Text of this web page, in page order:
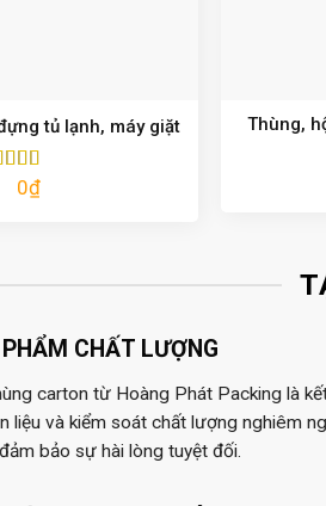
tủ lạnh, máy giặt
xếp
0₫
Thùng,
CHẤT LƯỢNG
carton từ Hoàng Phát Packing là
liệu và kiểm soát chất lượng nghiêm
bảo sự hài lòng tuyệt đối.